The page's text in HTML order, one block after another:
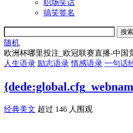
职场笑话
搞笑签名
随机
欧洲杯哪里投注_欧冠联赛直播-中国
人生语录 励志语录 情感语录 一句话
经典美文 超过 146 人围观